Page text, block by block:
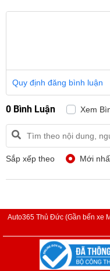
Quy định đăng bình luận
0 Bình Luận Xem
Sắp xếp theo Mới
Auto365 Thủ Đức (Gần bến xe